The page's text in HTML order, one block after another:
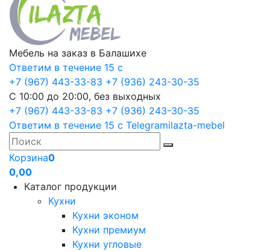
Мебель на заказ в Балашихе
Ответим в течение 15 с
+7 (967) 443-33-83 +7 (936) 243-30-35
С 10:00 до 20:00, без выходных
+7 (967) 443-33-83 +7 (936) 243-30-35
Ответим в течение 15 с Telegramilazta-mebel
Корзина0
0,00
Каталог продукции
Кухни
Кухни эконом
Кухни премиум
Кухни угловые